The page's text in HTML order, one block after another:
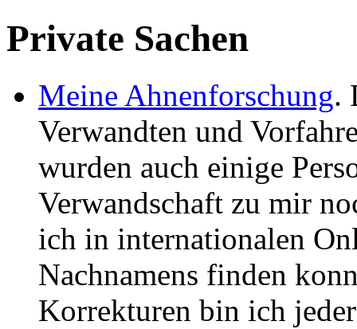
Private Sachen
Meine Ahnenforschung.
Verwandten und
wurden auch einige
Verwandschaft zu mir
ich in internationalen
Nachnamens finden
Korrekturen bin ich